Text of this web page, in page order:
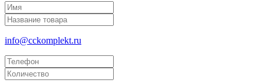
info@cckomplekt.ru